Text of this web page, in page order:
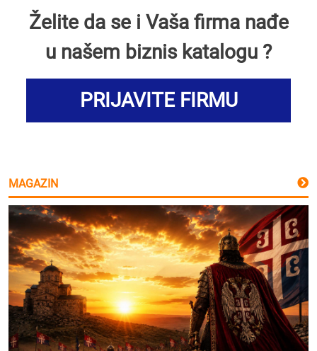
Želite da se i Vaša firma nađe
u našem biznis katalogu ?
PRIJAVITE FIRMU
MAGAZIN